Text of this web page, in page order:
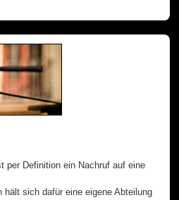
per Definition ein Nachruf auf eine
hält sich dafür eine eigene Abteilung